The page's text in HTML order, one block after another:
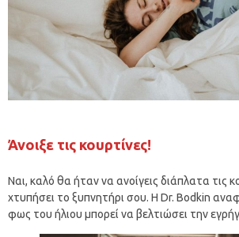
Άνοιξε τις κουρτίνες!
Ναι, καλό θα ήταν να ανοίγεις διάπλατα τις
χτυπήσει το ξυπνητήρι σου. Η Dr. Bodkin
φως του ήλιου μπορεί να βελτιώσει την